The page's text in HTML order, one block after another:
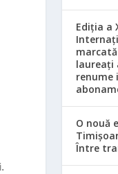
Ediția a
laureați
renume
O nouă
Între